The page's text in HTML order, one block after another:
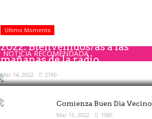
NOTICIA RECOMENDADA
Ultimo Momento
2022: Bienvenidos/as a las
mañanas de la radio
Mar 14, 2022 2190
Comienza Buen Dìa Vecino
Mar 13, 2022 1980